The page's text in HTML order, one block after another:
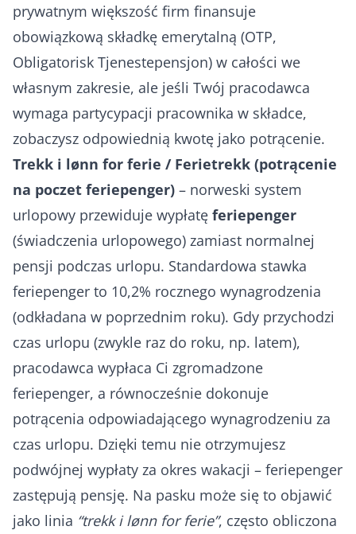
prywatnym większość firm finansuje
obowiązkową składkę emerytalną (OTP,
Obligatorisk Tjenestepensjon) w całości we
własnym zakresie, ale jeśli Twój pracodawca
wymaga partycypacji pracownika w składce,
zobaczysz odpowiednią kwotę jako potrącenie.
Trekk i lønn for ferie / Ferietrekk (potrącenie
na poczet feriepenger) – norweski system
urlopowy przewiduje wypłatę feriepenger
(świadczenia urlopowego) zamiast normalnej
pensji podczas urlopu. Standardowa stawka
feriepenger to 10,2% rocznego wynagrodzenia
(odkładana w poprzednim roku). Gdy przychodzi
czas urlopu (zwykle raz do roku, np. latem),
pracodawca wypłaca Ci zgromadzone
feriepenger, a równocześnie dokonuje
potrącenia odpowiadającego wynagrodzeniu za
czas urlopu. Dzięki temu nie otrzymujesz
podwójnej wypłaty za okres wakacji – feriepenger
zastępują pensję. Na pasku może się to objawić
jako linia “trekk i lønn for ferie”, często obliczona